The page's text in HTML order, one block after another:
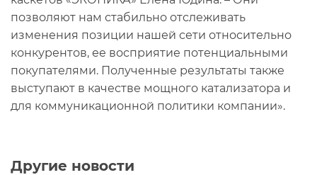
Другие новости
позволяют нам стабильно отслеживать
изменения позиции нашей сети относительно
конкурентов, ее восприятие потенциальными
покупателями. Полученные результаты также
выступают в качестве мощного катализатора и
для коммуникационной политики компании».